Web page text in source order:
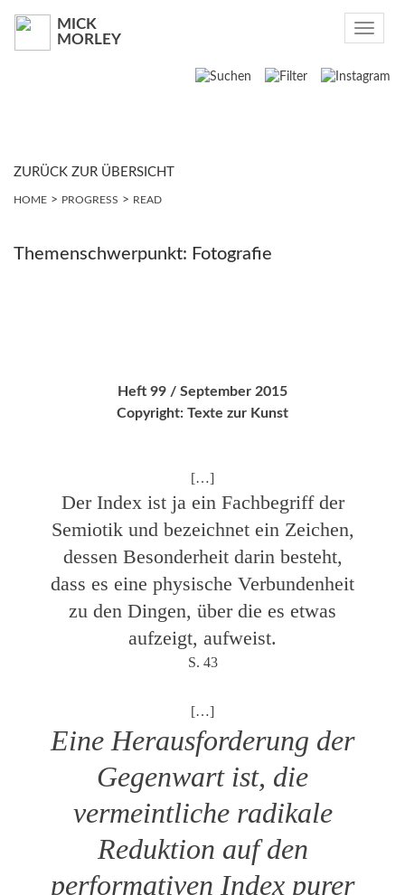
MICK
MORLEY
Toggle
2018
2015
2013
2012
2011
2010
ZURÜCK ZUR ÜBERSICHT
HOME > PROGRESS > READ
Themenschwerpunkt: Fotografie
Heft 99 / September 2015
Copyright: Texte zur Kunst
[…]
Der Index ist ja ein Fachbegriff der
Semiotik und bezeichnet ein Zeichen,
dessen Besonderheit darin besteht,
dass es eine physische Verbundenheit
zu den Dingen, über die es etwas
aufzeigt, aufweist.
S. 43
[…]
Eine Herausforderung der
Gegenwart ist, die
vermeintliche radikale
Reduktion auf den
performativen Index purer
Suchen